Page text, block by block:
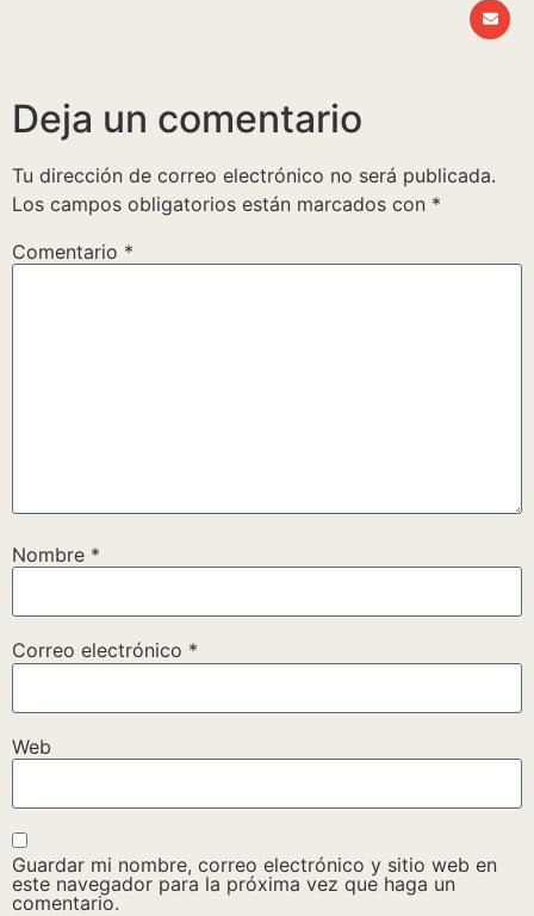
Deja un comentario
Tu dirección de correo electrónico no será publicada.
Los campos obligatorios están marcados con *
Comentario *
Nombre *
Correo electrónico *
Web
Guardar mi nombre, correo electrónico y sitio web en
este navegador para la próxima vez que haga un
comentario.